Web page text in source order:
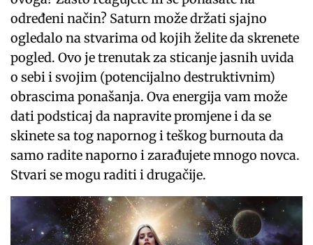
određeni način? Saturn može držati sjajno
ogledalo na stvarima od kojih želite da skrenete
pogled. Ovo je trenutak za sticanje jasnih uvida
o sebi i svojim (potencijalno destruktivnim)
obrascima ponašanja. Ova energija vam može
dati podsticaj da napravite promjene i da se
skinete sa tog napornog i teškog burnouta da
samo radite naporno i zarađujete mnogo novca.
Stvari se mogu raditi i drugačije.